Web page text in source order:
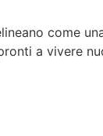
come
a vivere